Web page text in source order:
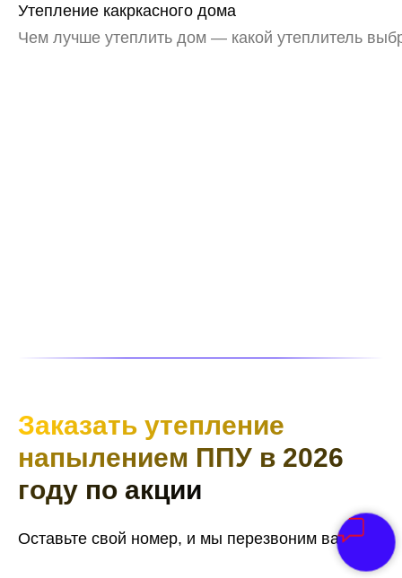
Утепление какркасного дома
Чем лучше утеплить дом — какой утеплитель
Заказать утепление
напылением ППУ в 2026
году по акции
Оставьте свой номер, и мы перезвоним вам